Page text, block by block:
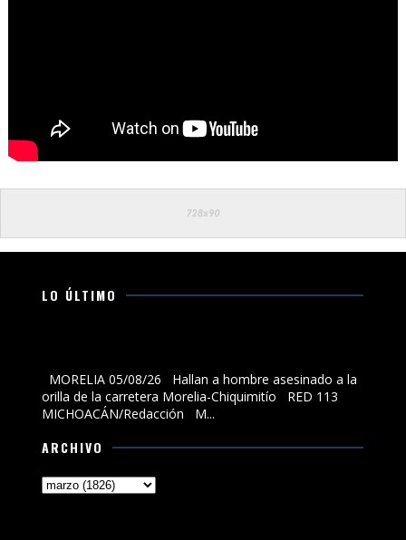
LO ÚLTIMO
MORELIA 05/08/26 Hallan a hombre asesinado a la
orilla de la carretera Morelia-Chiquimitío RED 113
MICHOACÁN/Redacción M...
ARCHIVO